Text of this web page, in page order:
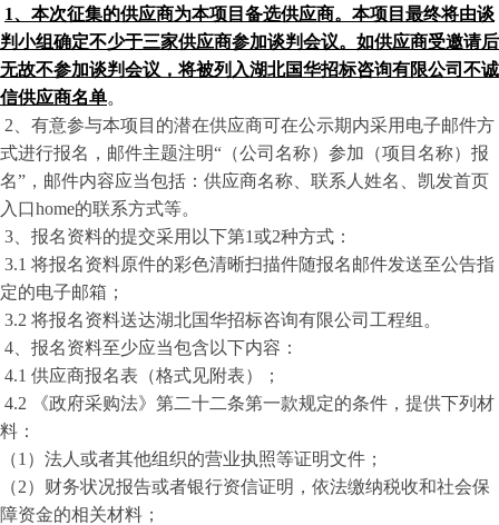
1、本次征集的供应商为本项目备选供应商。本项目最终将由谈
判小组确定不少于三家供应商参加谈判会议。如供应商受邀请后
无故不参加谈判会议，将被列入湖北国华招标咨询有限公司不诚
信供应商名单。
2、 有意参与本项目的潜在供应商可在公示期内采用电子邮件方
式进行报名，邮件主题注明“（公司名称）参加（项目名称）报
名”，邮件内容应当包括：供应商名称、联系人姓名、凯发首页
入口home的联系方式等。
3、 报名资料的提交采用以下第1或2种方式：
3.1 将报名资料原件的彩色清晰扫描件随报名邮件发送至公告指
定的电子邮箱；
3.2 将报名资料送达湖北国华招标咨询有限公司 工程组。
4、 报名资料至少应当包含以下内容：
4.1 供应商报名表（格式见附表）；
4.2 《政府采购法》第二十二条第一款规定的条件，提供下列材
料：
（1）法人或者其他组织的营业执照等证明文件；
（2）财务状况报告或者银行资信证明，依法缴纳税收和社会保
障资金的相关材料；